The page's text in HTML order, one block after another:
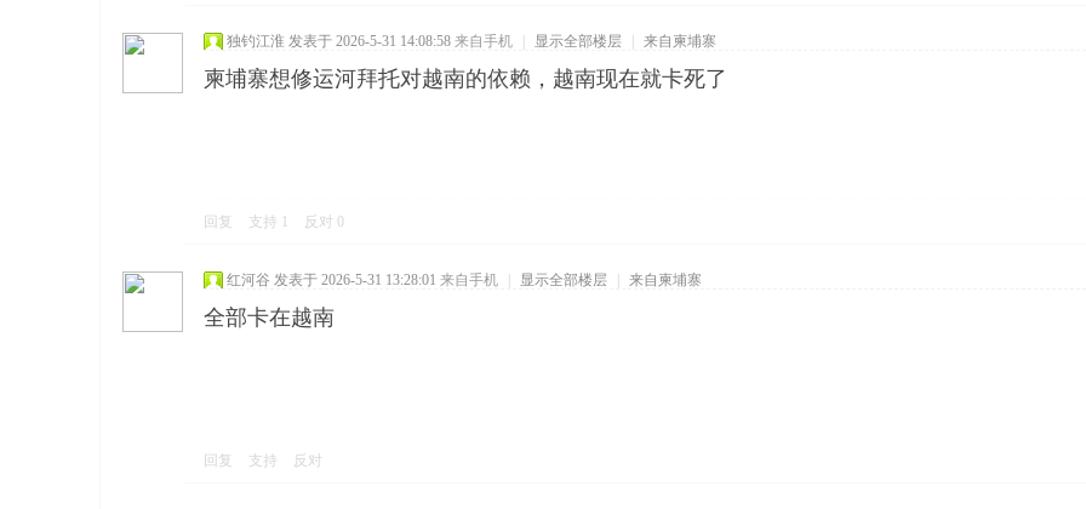
独钓江淮 发表于 2026-5-31 14:08:58 来自手机 显示全部楼层 来自柬埔寨
柬埔寨想修运河拜托对越南的依赖，越南现在就卡死了
回复 支持 反对 0
红河谷 发表于 2026-5-31 13:28:01 来自手机 显示全部楼层 来自柬埔寨
全部卡在越南
回复 支持 反对